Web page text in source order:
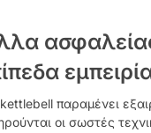
παραμένει
οι σωστές